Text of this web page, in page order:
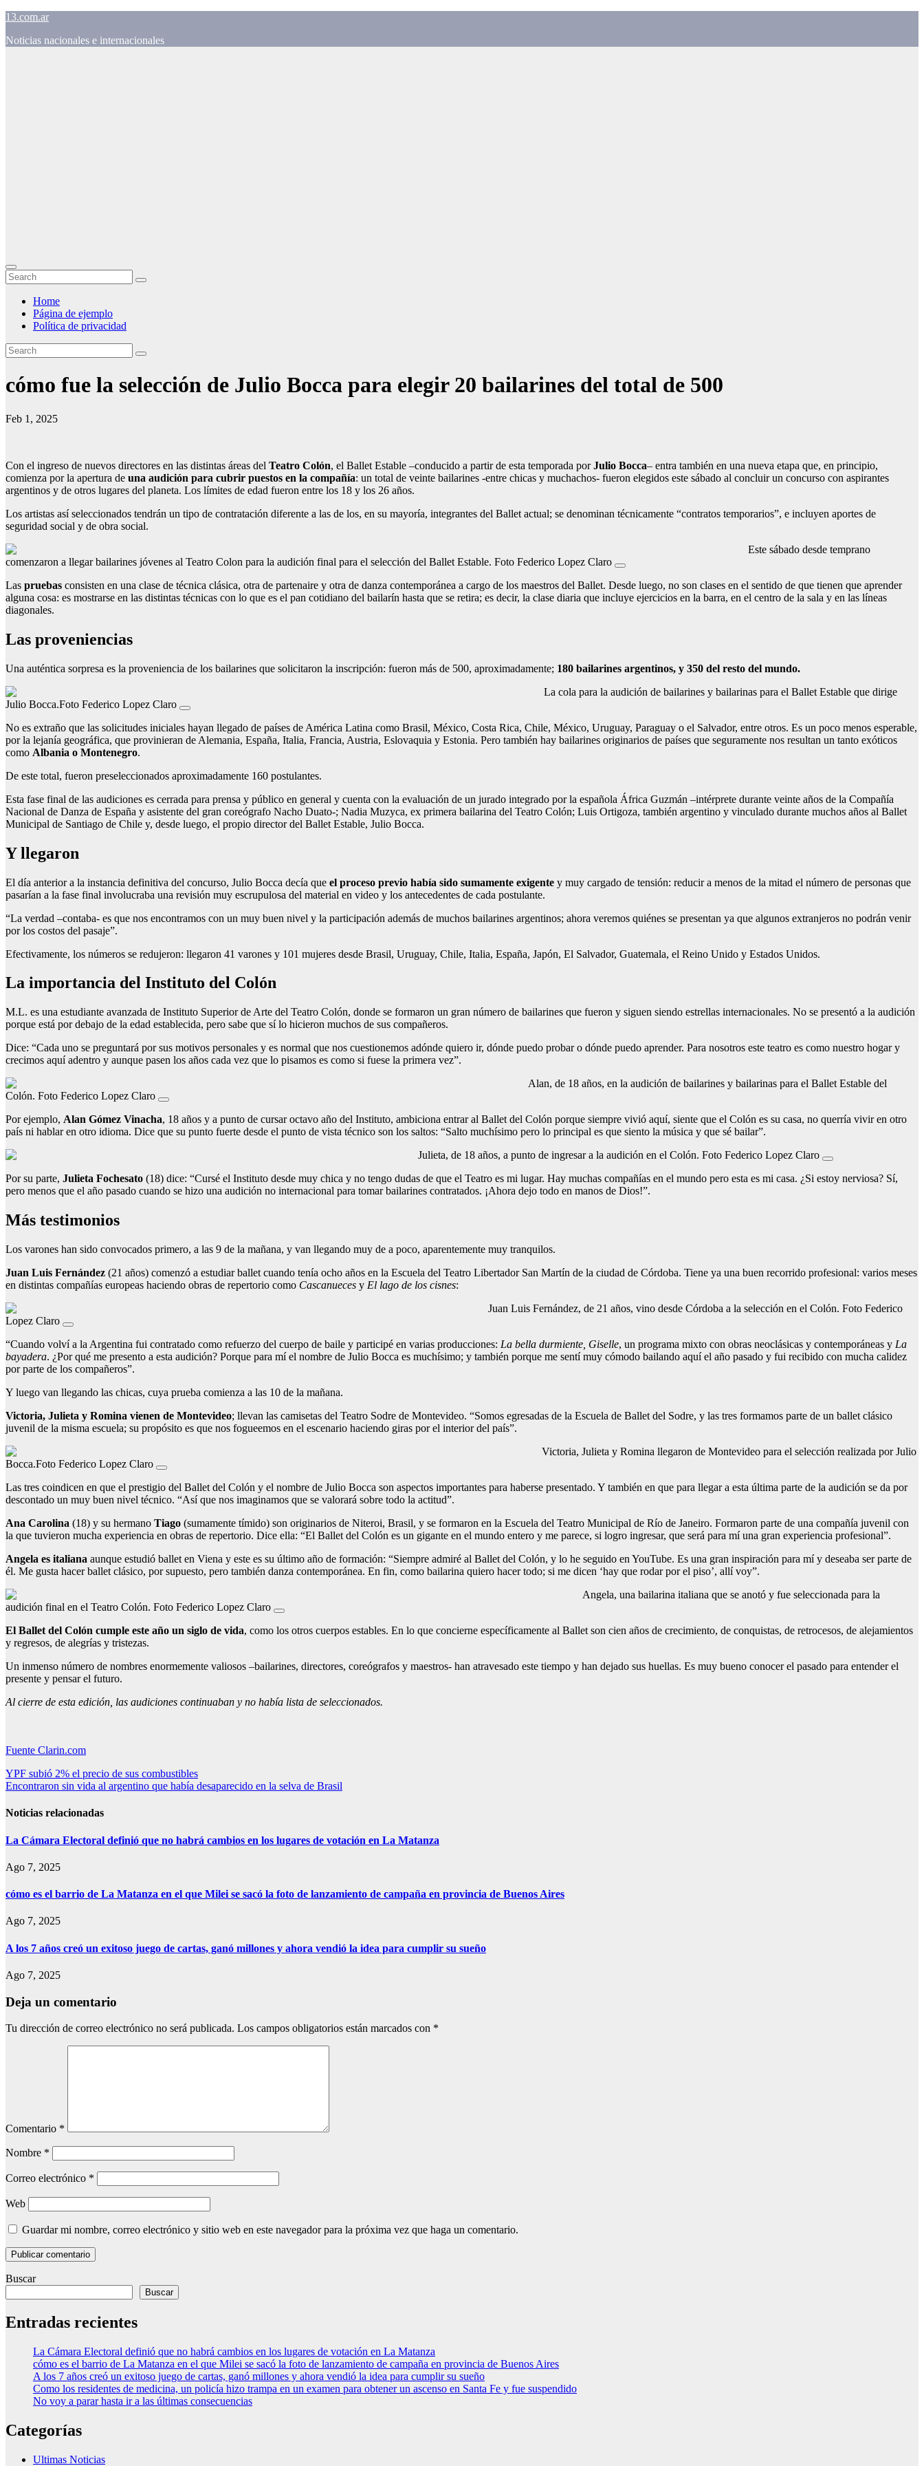
Skip
content
13.com.ar
Noticias nacionales e internacionales
Home
Página de ejemplo
Política de privacidad
cómo fue la selección de Julio Bocca para elegir 20 bailarines del total de 500
Feb 1, 2025
Con el ingreso de nuevos directores en las distintas áreas del Teatro Colón, el Ballet Estable –conducido a partir de esta temporada porJulio Bocca– entra también en una nueva etapa que, en principio,
comienza por la apertura de una audición para cubrir puestos en la compañía: un total de veinte bailarines -entre chicas y muchachos- fueron elegidos este sábado al concluir un concurso con aspirantes
argentinos y de otros lugares del planeta. Los límites de edad fueron entre los 18 y los 26 años.
Los artistas así seleccionados tendrán un tipo de contratación diferente a las de los, en su mayoría, integrantes del Ballet actual; se denominan técnicamente “contratos temporarios”, e incluyen aportes de
seguridad social y de obra social.
Este sábado desde temprano
comenzaron a llegar bailarines jóvenes al Teatro Colon para la audición final para el selección del Ballet Estable. Foto Federico Lopez Claro
Las pruebas consisten en una clase de técnica clásica, otra de partenaire y otra de danza contemporánea a cargo de los maestros del Ballet. Desde luego, no son clases en el sentido de que tienen que aprender
alguna cosa: es mostrarse en las distintas técnicas con lo que es el pan cotidiano del bailarín hasta que se retira; es decir, la clase diaria que incluye ejercicios en la barra, en el centro de la sala y en las líneas
diagonales.
Las proveniencias
Una auténtica sorpresa es la proveniencia de los bailarines que solicitaron la inscripción: fueron más de 500, aproximadamente; 180 bailarines argentinos, y 350 del resto del mundo.
La cola para la audición de bailarines y bailarinas para el Ballet Estable que dirige
Julio Bocca.Foto Federico Lopez Claro
No es extraño que las solicitudes iniciales hayan llegado de países de América Latina como Brasil, México, Costa Rica, Chile, México, Uruguay, Paraguay o el Salvador, entre otros. Es un poco menos esperable,
por la lejanía geográfica, que provinieran de Alemania, España, Italia, Francia, Austria, Eslovaquia y Estonia. Pero también hay bailarines originarios de países que seguramente nos resultan un tanto exóticos
como Albania o Montenegro.
De este total, fueron preseleccionados aproximadamente 160 postulantes.
Esta fase final de las audiciones es cerrada para prensa y público en general y cuenta con la evaluación de un jurado integrado por la española África Guzmán –intérprete durante veinte años de la Compañía
Nacional de Danza de España y asistente del gran coreógrafo Nacho Duato-; Nadia Muzyca, ex primera bailarina del Teatro Colón; Luis Ortigoza, también argentino y vinculado durante muchos años al Ballet
Municipal de Santiago de Chile y, desde luego, el propio director del Ballet Estable, Julio Bocca.
Y llegaron
El día anterior a la instancia definitiva del concurso, Julio Bocca decía que el proceso previo había sido sumamente exigente y muy cargado de tensión: reducir a menos de la mitad el número de personas que
pasarían a la fase final involucraba una revisión muy escrupulosa del material en video y los antecedentes de cada postulante.
“La verdad –contaba- es que nos encontramos con un muy buen nivel y la participación además de muchos bailarines argentinos; ahora veremos quiénes se presentan ya que algunos extranjeros no podrán venir
por los costos del pasaje”.
Efectivamente, los números se redujeron: llegaron 41 varones y 101 mujeres desde Brasil, Uruguay, Chile, Italia, España, Japón, El Salvador, Guatemala, el Reino Unido y Estados Unidos.
La importancia del Instituto del Colón
M.L. es una estudiante avanzada de Instituto Superior de Arte del Teatro Colón, donde se formaron un gran número de bailarines que fueron y siguen siendo estrellas internacionales. No se presentó a la audición
porque está por debajo de la edad establecida, pero sabe que sí lo hicieron muchos de sus compañeros.
Dice: “Cada uno se preguntará por sus motivos personales y es normal que nos cuestionemos adónde quiero ir, dónde puedo probar o dónde puedo aprender. Para nosotros este teatro es como nuestro hogar y
crecimos aquí adentro y aunque pasen los años cada vez que lo pisamos es como si fuese la primera vez”.
Alan, de 18 años, en la audición de bailarines y bailarinas para el Ballet Estable del
Colón. Foto Federico Lopez Claro
Por ejemplo, Alan Gómez Vinacha, 18 años y a punto de cursar octavo año del Instituto, ambiciona entrar al Ballet del Colón porque siempre vivió aquí, siente que el Colón es su casa, no querría vivir en otro
país ni hablar en otro idioma. Dice que su punto fuerte desde el punto de vista técnico son los saltos: “Salto muchísimo pero lo principal es que siento la música y que sé bailar”.
Julieta, de 18 años, a punto de ingresar a la audición en el Colón. Foto Federico Lopez Claro
Por su parte, Julieta Fochesato (18) dice: “Cursé el Instituto desde muy chica y no tengo dudas de que el Teatro es mi lugar. Hay muchas compañías en el mundo pero esta es mi casa. ¿Si estoy nerviosa? Sí,
pero menos que el año pasado cuando se hizo una audición no internacional para tomar bailarines contratados. ¡Ahora dejo todo en manos de Dios!”.
Más testimonios
Los varones han sido convocados primero, a las 9 de la mañana, y van llegando muy de a poco, aparentemente muy tranquilos.
Juan Luis Fernández (21 años) comenzó a estudiar ballet cuando tenía ocho años en la Escuela del Teatro Libertador San Martín de la ciudad de Córdoba. Tiene ya una buen recorrido profesional: varios meses
en distintas compañías europeas haciendo obras de repertorio como Cascanueces y El lago de los cisnes:
Juan Luis Fernández, de 21 años, vino desde Córdoba a la selección en el Colón. Foto Federico
Lopez Claro
“Cuando volví a la Argentina fui contratado como refuerzo del cuerpo de baile y participé en varias producciones: La bella durmiente, Giselle, un programa mixto con obras neoclásicas y contemporáneas y La
bayadera. ¿Por qué me presento a esta audición? Porque para mí el nombre de Julio Bocca es muchísimo; y también porque me sentí muy cómodo bailando aquí el año pasado y fui recibido con mucha calidez
por parte de los compañeros”.
Y luego van llegando las chicas, cuya prueba comienza a las 10 de la mañana.
Victoria, Julieta y Romina vienen de Montevideo; llevan las camisetas del Teatro Sodre de Montevideo. “Somos egresadas de la Escuela de Ballet del Sodre, y las tres formamos parte de un ballet clásico
juvenil de la misma escuela; su propósito es que nos fogueemos en el escenario haciendo giras por el interior del país”.
Victoria, Julieta y Romina llegaron de Montevideo para el selección realizada por Julio
Bocca.Foto Federico Lopez Claro
Las tres coindicen en que el prestigio del Ballet del Colón y el nombre de Julio Bocca son aspectos importantes para haberse presentado. Y también en que para llegar a esta última parte de la audición se da por
descontado un muy buen nivel técnico. “Así que nos imaginamos que se valorará sobre todo la actitud”.
Ana Carolina (18) y su hermano Tiago (sumamente tímido) son originarios de Niteroi, Brasil, y se formaron en la Escuela del Teatro Municipal de Río de Janeiro. Formaron parte de una compañía juvenil con
la que tuvieron mucha experiencia en obras de repertorio. Dice ella: “El Ballet del Colón es un gigante en el mundo entero y me parece, si logro ingresar, que será para mí una gran experiencia profesional”.
Angela es italiana aunque estudió ballet en Viena y este es su último año de formación: “Siempre admiré al Ballet del Colón, y lo he seguido en YouTube. Es una gran inspiración para mí y deseaba ser parte de
él. Me gusta hacer ballet clásico, por supuesto, pero también danza contemporánea. En fin, como bailarina quiero hacer todo; si me dicen ‘hay que rodar por el piso’, allí voy”.
Angela, una bailarina italiana que se anotó y fue seleccionada para la
audición final en el Teatro Colón. Foto Federico Lopez Claro
El Ballet del Colón cumple este año un siglo de vida, como los otros cuerpos estables. En lo que concierne específicamente al Ballet son cien años de crecimiento, de conquistas, de retrocesos, de alejamientos
y regresos, de alegrías y tristezas.
Un inmenso número de nombres enormemente valiosos –bailarines, directores, coreógrafos y maestros- han atravesado este tiempo y han dejado sus huellas. Es muy bueno conocer el pasado para entender el
presente y pensar el futuro.
Al cierre de esta edición, las audiciones continuaban y no había lista de seleccionados.
Fuente Clarin.com
Navegación
de
entradas
YPF subió 2% el precio de sus combustibles
Encontraron sin vida al argentino que había desaparecido en la selva de Brasil
Noticias relacionadas
La Cámara Electoral definió que no habrá cambios en los lugares de votación en La Matanza
Ago 7, 2025
cómo es el barrio de La Matanza en el que Milei se sacó la foto de lanzamiento de campaña en provincia de Buenos Aires
Ago 7, 2025
A los 7 años creó un exitoso juego de cartas, ganó millones y ahora vendió la idea para cumplir su sueño
Ago 7, 2025
Deja un comentario
Tu dirección de correo electrónico no será publicada. Los campos obligatorios están marcados con *
Comentario *
Nombre *
Correo electrónico *
Web
Guardar mi nombre, correo electrónico y sitio web en este navegador para la próxima vez que haga un comentario.
Buscar
Buscar
Entradas recientes
La Cámara Electoral definió que no habrá cambios en los lugares de votación en La Matanza
cómo es el barrio de La Matanza en el que Milei se sacó la foto de lanzamiento de campaña en provincia de Buenos Aires
A los 7 años creó un exitoso juego de cartas, ganó millones y ahora vendió la idea para cumplir su sueño
Como los residentes de medicina, un policía hizo trampa en un examen para obtener un ascenso en Santa Fe y fue suspendido
No voy a parar hasta ir a las últimas consecuencias
Categorías
Ultimas Noticias